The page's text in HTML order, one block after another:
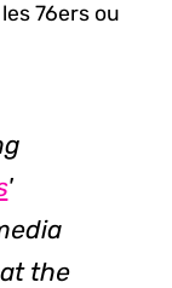
76ers ou
'
the